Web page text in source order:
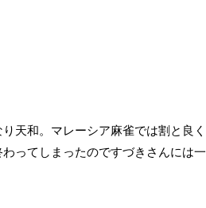
天和。マレーシア麻雀では割と良く
ってしまったのですづきさんには一